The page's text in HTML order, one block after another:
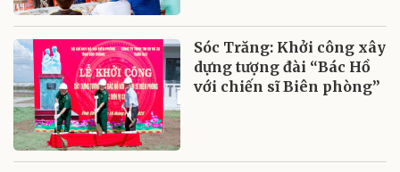
Sóc Trăng: Khởi công xây
dựng tượng đài “Bác Hồ
với chiến sĩ Biên phòng”